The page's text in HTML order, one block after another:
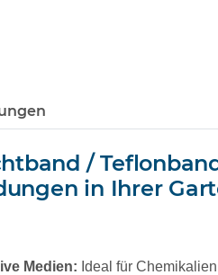
/
in Ihrer
Medien: Ideal für